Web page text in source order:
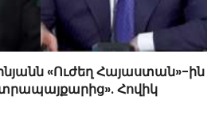
«Ուժեղ Հայաստան»-ին
Հովիկ